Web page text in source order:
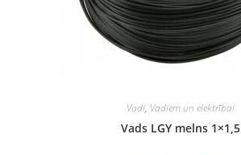
Vadi, Vadiem un elektrībai
Vads LGY melns 1×1,5